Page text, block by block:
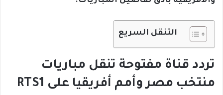
التنقل السريع
تردد قناة مفتوحة تنقل مباريات
منتخب مصر وأمم أفريقيا على RTS1